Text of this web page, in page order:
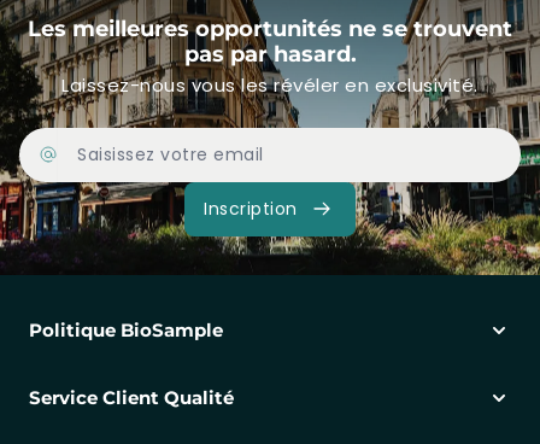
Les meilleures opportunités ne se trouvent
pas par hasard.
Laissez-nous vous les révéler en exclusivité.
Adresse Email
Inscription
Politique BioSample
Service Client Qualité